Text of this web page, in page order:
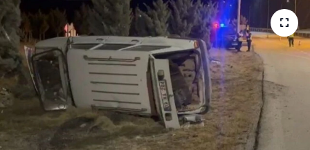
Magazin
Etkinlikler